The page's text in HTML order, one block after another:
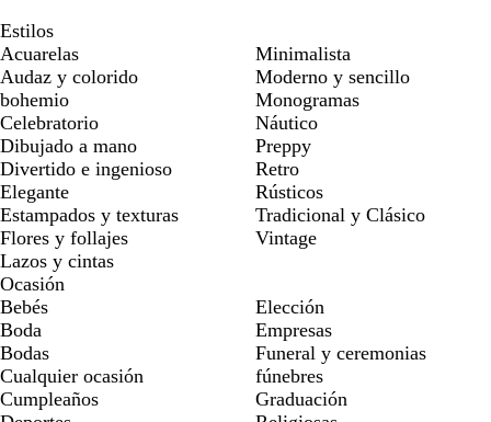
Estilos
Acuarelas
Audaz y colorido
bohemio
Celebratorio
Dibujado a mano
Divertido e ingenioso
Elegante
Estampados y texturas
Flores y follajes
Lazos y cintas
Minimalista
Moderno y sencillo
Monogramas
Náutico
Preppy
Retro
Rústicos
Tradicional y Clásico
Vintage
Ocasión
Bebés
Boda
Bodas
Cualquier ocasión
Cumpleaños
Elección
Empresas
Funeral y ceremonias
fúnebres
Graduación